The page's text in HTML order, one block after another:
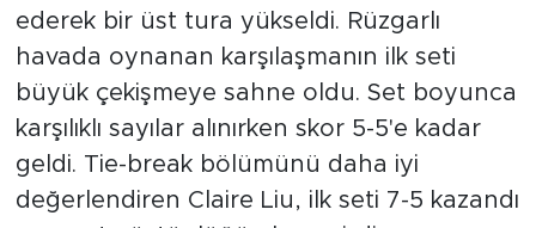
ederek bir üst tura yükseldi. Rüzgarlı
havada oynanan karşılaşmanın ilk seti
büyük çekişmeye sahne oldu. Set boyunca
karşılıklı sayılar alınırken skor 5-5'e kadar
geldi. Tie-break bölümünü daha iyi
değerlendiren Claire Liu, ilk seti 7-5 kazandı